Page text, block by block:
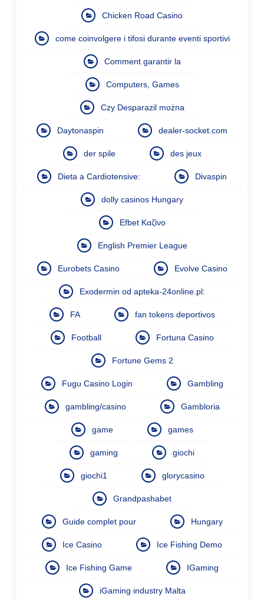
Chicken Road Casino
come coinvolgere i tifosi durante eventi sportivi
Comment garantir la
Computers, Games
Czy Desparazil można
Daytonaspin dealer-socket.com
der spile des jeux
Dieta a Cardiotensive: Divaspin
dolly casinos Hungary
Efbet Καζίνο
English Premier League
Eurobets Casino Evolve Casino
Exodermin od apteka-24online.pl:
FA fan tokens deportivos
Football Fortuna Casino
Fortune Gems 2
Fugu Casino Login Gambling
gambling/casino Gambloria
game games
gaming giochi
giochi1 glorycasino
Grandpashabet
Guide complet pour Hungary
Ice Casino Ice Fishing Demo
Ice Fishing Game IGaming
iGaming industry Malta